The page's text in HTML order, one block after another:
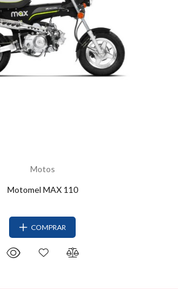
Motos
Motomel MAX 110
COMPRAR